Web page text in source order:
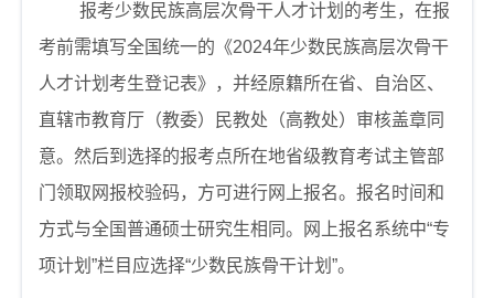
报考少数民族高层次骨干人才计划的考生，在报
考前需填写全国统一的《2024年少数民族高层次骨干
人才计划考生登记表》，并经原籍所在省、自治区、
直辖市教育厅（教委）民教处（高教处）审核盖章同
意。然后到选择的报考点所在地省级教育考试主管部
门领取网报校验码，方可进行网上报名。报名时间和
方式与全国普通硕士研究生相同。网上报名系统中“专
项计划”栏目应选择“少数民族骨干计划”。